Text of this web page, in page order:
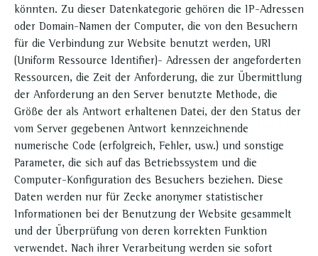
könnten. Zu dieser Datenkategorie gehören die IP-Adressen
oder Domain-Namen der Computer, die von den Besuchern
für die Verbindung zur Website benutzt werden, URI
(Uniform Ressource Identifier)- Adressen der angeforderten
Ressourcen, die Zeit der Anforderung, die zur Übermittlung
der Anforderung an den Server benutzte Methode, die
Größe der als Antwort erhaltenen Datei, der den Status der
vom Server gegebenen Antwort kennzeichnende
numerische Code (erfolgreich, Fehler, usw.) und sonstige
Parameter, die sich auf das Betriebssystem und die
Computer-Konfiguration des Besuchers beziehen. Diese
Daten werden nur für Zecke anonymer statistischer
Informationen bei der Benutzung der Website gesammelt
und der Überprüfung von deren korrekten Funktion
verwendet. Nach ihrer Verarbeitung werden sie sofort